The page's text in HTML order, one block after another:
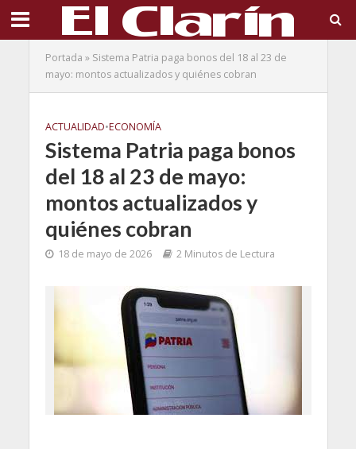
Portada » Sistema Patria paga bonos del 18 al 23 de
mayo: montos actualizados y quiénes cobran
ACTUALIDAD•ECONOMÍA
Sistema Patria paga bonos
del 18 al 23 de mayo:
montos actualizados y
quiénes cobran
18 de mayo de 2026 2 Minutos de Lectura